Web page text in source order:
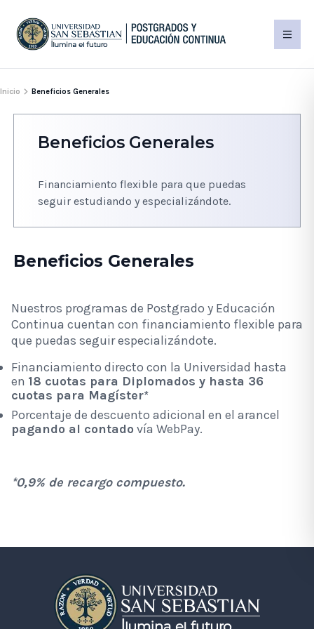
Inicio Beneficios Generales
Beneficios Generales
Financiamiento flexible para que puedas
seguir estudiando y especializándote.
Beneficios Generales
Nuestros programas de Postgrado y Educación
Continua cuentan con financiamiento flexible para
que puedas seguir especializándote.
Financiamiento directo con la Universidad hasta
en 18 cuotas para Diplomados y hasta 36
cuotas para Magíster*
Porcentaje de descuento adicional en el arancel
pagando al contado vía WebPay.
*0,9% de recargo compuesto.